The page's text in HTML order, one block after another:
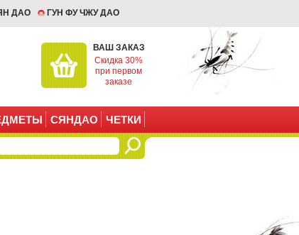
ДАО ГУН ФУ ЧЖУ ДАО
ВАШ ЗАКАЗ
Скидка 30%
при первом
заказе
СЯНДАО ЧЕТКИ